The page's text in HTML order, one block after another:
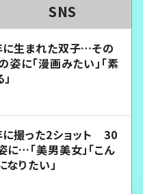
SNS
生まれた双子…その
姿に「漫画みたい」「素
撮った2ショット 30
に…「美男美女」「こん
りたい」